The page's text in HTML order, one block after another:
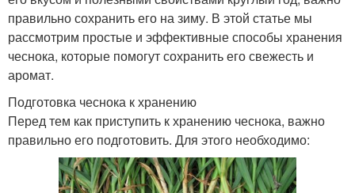
правильно сохранить его на зиму. В этой статье мы
рассмотрим простые и эффективные способы хранения
чеснока, которые помогут сохранить его свежесть и
аромат.
Подготовка чеснока к хранению
Перед тем как приступить к хранению чеснока, важно
правильно его подготовить. Для этого необходимо: